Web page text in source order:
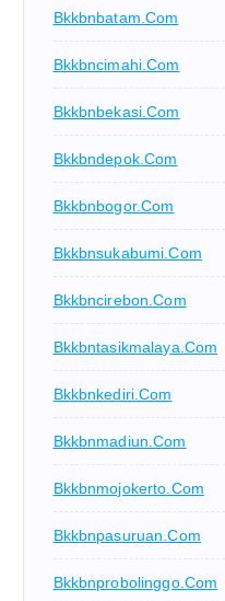
Bkkbnbatam.com
Bkkbncimahi.com
Bkkbnbekasi.com
Bkkbndepok.com
Bkkbnbogor.com
Bkkbnsukabumi.com
Bkkbncirebon.com
Bkkbntasikmalaya.com
Bkkbnkediri.com
Bkkbnmadiun.com
Bkkbnmojokerto.com
Bkkbnpasuruan.com
Bkkbnprobolinggo.com